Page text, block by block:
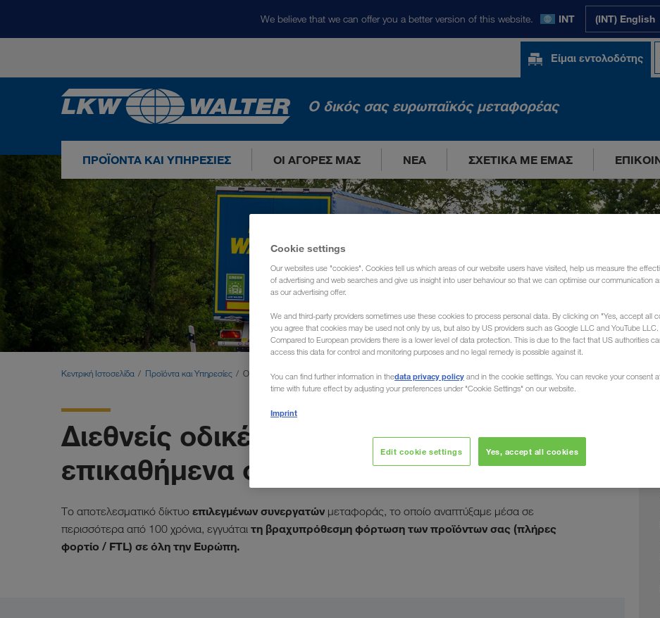
We believe that we can offer you a better version of this website. INT (INT) English
Είμαι εντολοδότης
Ο δικός σας ευρωπαϊκός μεταφορέας
ΠΡΟΪΌΝΤΑ ΚΑΙ ΥΠΗΡΕΣΊΕΣ ΟΙ ΑΓΟΡΈΣ ΜΑΣ ΝΈΑ ΣΧΕΤΙΚΆ ΜΕ ΕΜΆΣ
Κεντρική Ιστοσελίδα Προϊόντα και Υπηρεσίες Οδική μεταφορά
Διεθνείς οδικές μεταφορές με
επικαθήμενα φορτηγά
Το αποτελεσματικό δίκτυο επιλεγμένων συνεργατών μεταφοράς, το οποίο αναπτύξαμε μέσα σε
περισσότερα από 100 χρόνια, εγγυάται τη βραχυπρόθεσμη φόρτωση των προϊόντων σας (πλήρες
φορτίο / FTL) σε όλη την Ευρώπη.
Cookie settings
Our websites use "cookies". Cookies tell us which areas of our website users have visited, help us measure the
of advertising and web searches and give us insight into user behaviour so that we can optimise our communication
as our advertising offer.
We and third-party providers sometimes use these cookies to process personal data. By clicking on "Yes, accept all
you agree that cookies may be used not only by us, but also by US providers such as Google LLC and YouTube LLC.
Compared to European providers there is a lower level of data protection. This is due to the fact that US authorities
access this data for control and monitoring purposes and no legal remedy is possible against it.
You can find further information in thedata privacy policy and in the cookie settings. You can revoke your consent
time with future effect by adjusting your preferences under "Cookie Settings" on our website.
Imprint
Edit cookie settings Yes, accept all cookies